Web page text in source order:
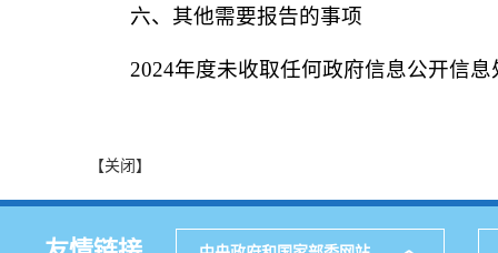
六、其他需要报告的事项
2024年度未收取任何政府信息公开信
【关闭】